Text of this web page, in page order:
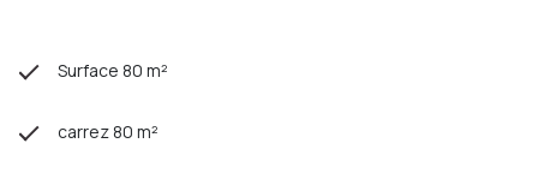
Surface 80 m²
carrez 80 m²